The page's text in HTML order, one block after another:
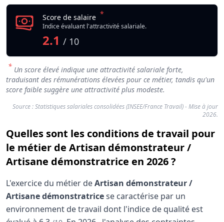
Score de salaire *
Indice évaluant l'attractivité salariale.
2.1 / 10
* Un score élevé indique une attractivité salariale forte,
traduisant des rémunérations élevées pour ce métier, tandis qu'un
score faible suggère une attractivité plus modeste.
Source : Statistiques salariales consolidées (INSEE/France Travail) - Mise à jour
2026.
Quelles sont les conditions de travail pour
le métier de Artisan démonstrateur /
Artisane démonstratrice en 2026 ?
L'exercice du métier deArtisan démonstrateur /
Artisane démonstratricese caractérise par un
environnement de travail dont l'indice de qualité est